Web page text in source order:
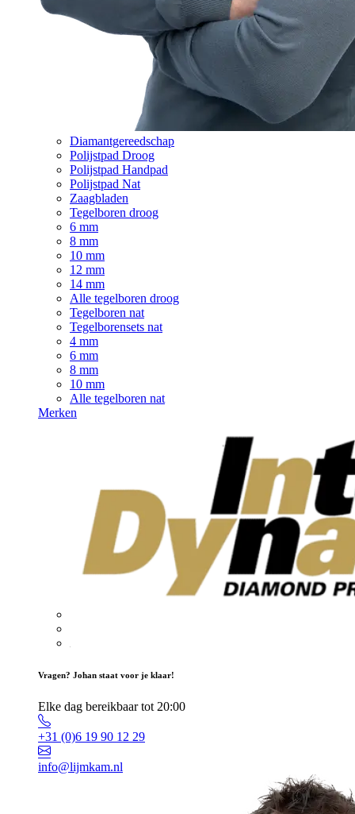
Diamantgereedschap
Polijstpad Droog
Polijstpad Handpad
Polijstpad Nat
Zaagbladen
Tegelboren droog
6 mm
8 mm
10 mm
12 mm
14 mm
Alle tegelboren droog
Tegelboren nat
Tegelborensets nat
4 mm
6 mm
8 mm
10 mm
Alle tegelboren nat
Merken
Vragen? Johan staat voor je klaar!
Elke dag bereikbaar tot 20:00
+31 (0)6 19 90 12 29
info@lijmkam.nl